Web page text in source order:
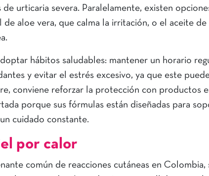
de urticaria severa. Paralelamente, existen
de aloe vera, que calma la irritación, o el aceite
hábitos saludables: mantener un horario
y evitar el estrés excesivo, ya que este
conviene reforzar la protección con productos
porque sus fórmulas están diseñadas para
cuidado constante.
por calor
común de reacciones cutáneas en